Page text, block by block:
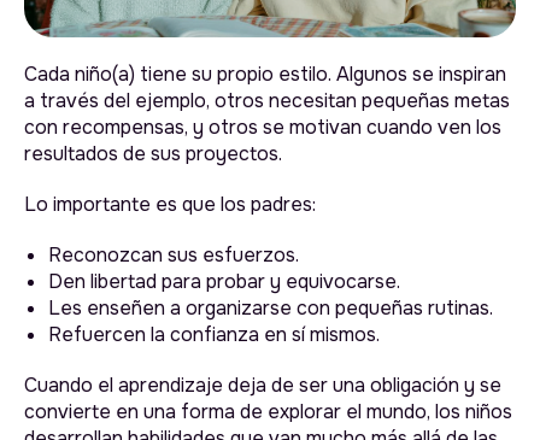
Cada niño(a) tiene su propio estilo. Algunos se inspiran
a través del ejemplo, otros necesitan pequeñas metas
con recompensas, y otros se motivan cuando ven los
resultados de sus proyectos.
Lo importante es que los padres:
Reconozcan sus esfuerzos.
Den libertad para probar y equivocarse.
Les enseñen a organizarse con pequeñas rutinas.
Refuercen la confianza en sí mismos.
Cuando el aprendizaje deja de ser una obligación y se
convierte en una forma de explorar el mundo, los niños